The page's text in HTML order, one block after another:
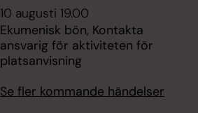
10 augusti 19.00
Ekumenisk bön, Kontakta
ansvarig för aktiviteten för
platsanvisning
Se fler kommande händelser